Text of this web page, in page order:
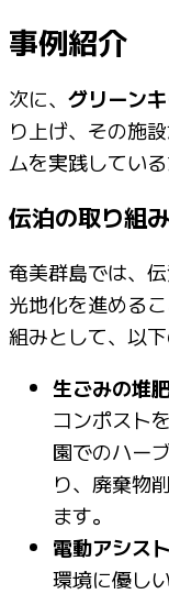
事例紹介
次に、 グリーン
り上げ、その施
ムを実践してい
伝泊の取り組み
奄美群島では、
光地化を進める
組みとして、以
生ごみの堆
コンポスト
園でのハー
り、廃棄物
ます。
電動アシス
環境に優し